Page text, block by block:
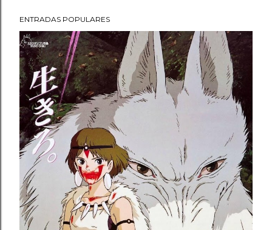
ENTRADAS POPULARES